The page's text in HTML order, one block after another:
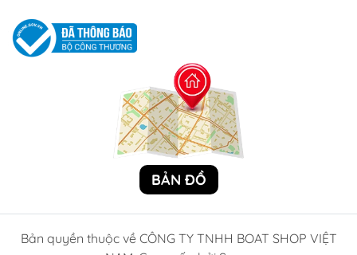
BẢN ĐỒ
Bản quyền thuộc về CÔNG TY TNHH BOAT SHOP VIỆT